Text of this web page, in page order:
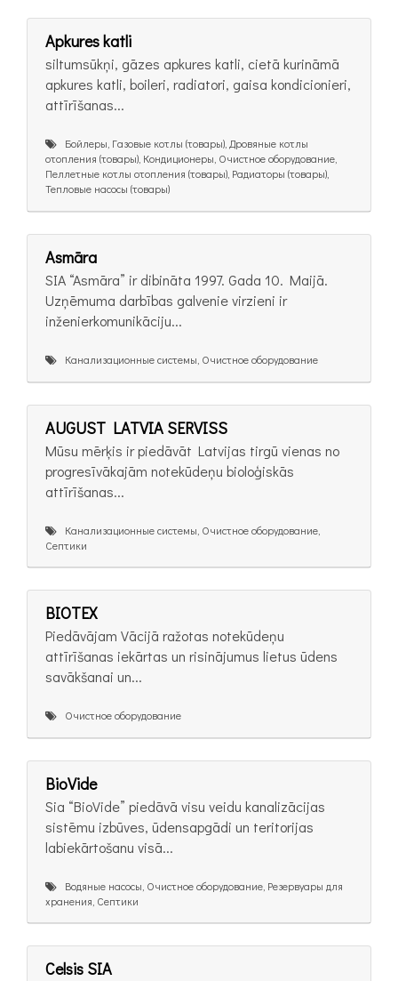
Apkures katli
siltumsūkņi, gāzes apkures katli, cietā kurināmā
apkures katli, boileri, radiatori, gaisa kondicionieri,
attīrīšanas...
Бойлеры, Газовые котлы (товары), Дровяные котлы
отопления (товары), Кондиционеры, Очистное оборудование,
Пеллетные котлы отопления (товары), Радиаторы (товары),
Тепловые насосы (товары)
Asmāra
SIA “Asmāra” ir dibināta 1997. Gada 10. Maijā.
Uzņēmuma darbības galvenie virzieni ir
inženierkomunikāciju...
Канализационные системы, Очистное оборудование
AUGUST LATVIA SERVISS
Mūsu mērķis ir piedāvāt Latvijas tirgū vienas no
progresīvākajām notekūdeņu bioloģiskās
attīrīšanas...
Канализационные системы, Очистное оборудование,
Септики
BIOTEX
Piedāvājam Vācijā ražotas notekūdeņu
attīrīšanas iekārtas un risinājumus lietus ūdens
savākšanai un...
Очистное оборудование
BioVide
Sia “BioVide” piedāvā visu veidu kanalizācijas
sistēmu izbūves, ūdensapgādi un teritorijas
labiekārtošanu visā...
Водяные насосы, Очистное оборудование, Резервуары для
хранения, Септики
Celsis SIA